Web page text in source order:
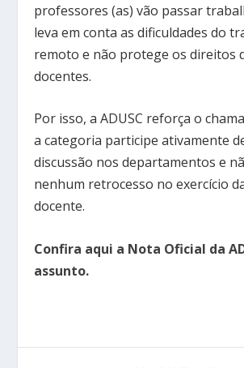
professores (as) vão passar
leva em conta as dificuldades do
remoto e não protege os direitos
docentes.
Por isso, a ADUSC reforça o
a categoria participe ativamente
discussão nos departamentos e
nenhum retrocesso no exercício
docente.
Confira aqui a Nota Oficial da
assunto.